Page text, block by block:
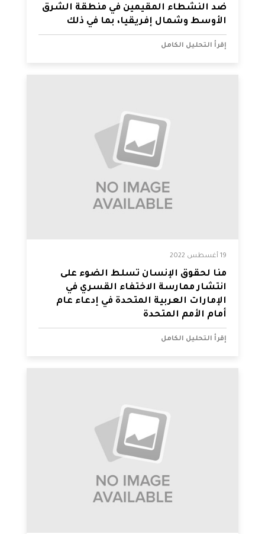
ضد النشطاء المقيمين في منطقة الشرق
الأوسط وشمال إفريقيا، بما في ذلك
حالات المراقبة الرقمية
إقرأ التحليل الكامل
19 أغسطس 2022
منّا لحقوق الإنسان تسلط الضوء على
انتشار ممارسة الاختفاء القسري في
الإمارات العربية المتحدة في إدعاء عام
أمام الأمم المتحدة
إقرأ التحليل الكامل